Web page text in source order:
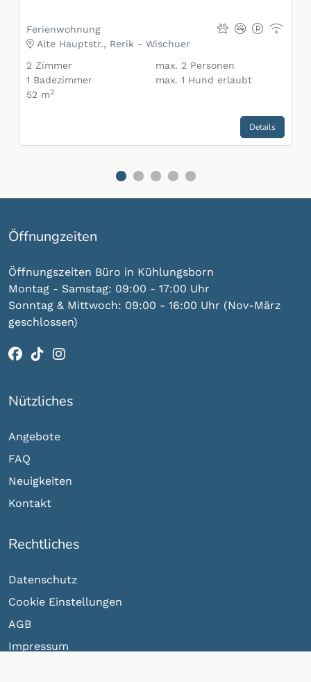
Ferienwohnung
Alte Hauptstr., Rerik - Wischuer
2 Zimmer
1 Badezimmer
52 m2
max. 2 Personen
max. 1 Hund erlaubt
Details
Gehe zu Slide 1
Gehe zu Slide 2
Gehe zu Slide 3
Gehe zu Slide 4
Gehe zu Slide 5
Öffnungzeiten
Öffnungszeiten Büro in Kühlungsborn
Montag - Samstag: 09:00 - 17:00 Uhr
Sonntag & Mittwoch: 09:00 - 16:00 Uhr (Nov-März
geschlossen)
Facebook
(öffnet im neuen Tab)
TikTok
(öffnet im neuen Tab)
Instagram
(öffnet im neuen Tab)
Nützliches
Angebote
FAQ
Neuigkeiten
Kontakt
Rechtliches
Datenschutz
Cookie Einstellungen
AGB
Impressum